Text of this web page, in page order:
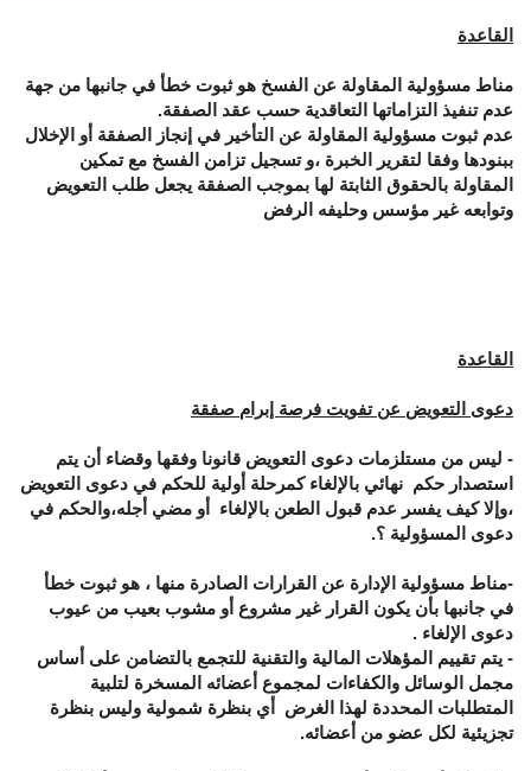
القاعدة
مناط مسؤولية المقاولة عن الفسخ هو ثبوت خطأ في جانبها من جهة
عدم تنفيذ التزاماتها التعاقدية حسب عقد الصفقة.
عدم ثبوت مسؤولية المقاولة عن التأخير في إنجاز الصفقة أو الإخلال
ببنودها وفقا لتقرير الخبرة ،و تسجيل تزامن الفسخ مع تمكين
المقاولة بالحقوق الثابتة لها بموجب الصفقة يجعل طلب التعويض
وتوابعه غير مؤسس وحليفه الرفض
القاعدة
دعوى التعويض عن تفويت فرصة إبرام صفقة
- ليس من مستلزمات دعوى التعويض قانونا وفقها وقضاء أن يتم
استصدار حكم نهائي بالإلغاء كمرحلة أولية للحكم في دعوى التعويض
،وإلا كيف يفسر عدم قبول الطعن بالإلغاء أو مضي أجله،والحكم في
دعوى المسؤولية ؟.
-مناط مسؤولية الإدارة عن القرارات الصادرة منها ، هو ثبوت خطأ
في جانبها بأن يكون القرار غير مشروع أو مشوب بعيب من عيوب
دعوى الإلغاء .
- يتم تقييم المؤهلات المالية والتقنية للتجمع بالتضامن على أساس
مجمل الوسائل والكفاءات لمجموع أعضائه المسخرة لتلبية
المتطلبات المحددة لهذا الغرض أي بنظرة شمولية وليس بنظرة
تجزيئية لكل عضو من أعضائه.